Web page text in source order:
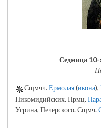
Седмица 10-
Сщмчч.Ермолая(икона),
Никомидийских. Прмц.
Угрина, Печерского. Сщмч.